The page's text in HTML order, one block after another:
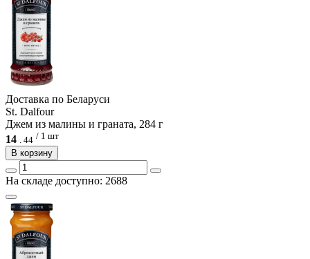
Доcтавка по Беларуси
St. Dalfour
Джем из малины и граната, 284 г
14 . 44 / 1 шт
В корзину
На складе доступно: 2688